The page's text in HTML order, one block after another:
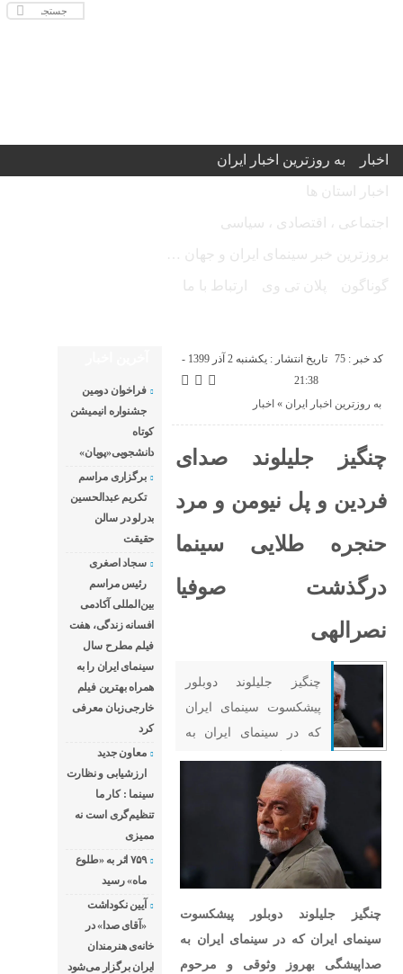
اخبار به روزترین اخبار ایران
اخبار استان ها
اجتماعی ، اقتصادی ، سیاسی
بروزترین خبر سینمای ایران و جهان …
گوناگون پلان تی وی ارتباط با ما
کد خبر : 75
تاریخ انتشار : یکشنبه 2 آذر 1399 -
21:38
اخبار « به روزترین اخبار ایران
چنگیز جلیلوند صدای
فردین و پل نیومن و مرد
حنجره طلایی سینما
درگذشت صوفیا
نصرالهی
چنگیز جلیلوند دوبلور
پیشکسوت سینمای ایران
که در سینمای ایران به
و مرحوم فردین شهرت
داشت و در سینمای جهان
به جای بازیگران بزرگی
مثل مارلون براندو، پل
نیومن، کلینت ایستوود و
ده‌ها بازیگر مشهور دیگر
صحبت کرده بود در اثر
کرونا درگذشت. جلیلوند
چنگیز جلیلوند دوبلور پیشکسوت
سینمای ایران که در سینمای ایران به
صداپیشگی بهروز وثوقی و مرحوم
فراخوان دومین
جشنواره انیمیشن
کوتاه
دانشجویی«پویان»
برگزاری مراسم
تکریم عبدالحسین
بدرلو در سالن
حقیقت
سجاد اصغری
رئیس مراسم
بین‌المللی آکادمی
افسانه زندگی، هفت
فیلم مطرح سال
سینمای ایران را به
همراه بهترین فیلم
خارجی‌زبان معرفی
کرد
معاون جدید
ارزشیابی و نظارت
سینما : کار ما
تنظیم‌گری است نه
ممیزی
۷۵۹ اثر به «طلوع
ماه» رسید
آیین نکوداشت
«آقای صدا» در
خانه‌ی هنرمندان
ایران برگزار می‌شود